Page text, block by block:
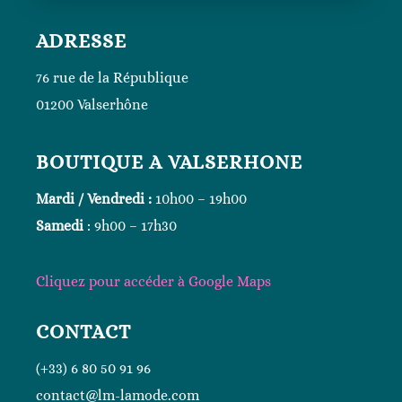
ADRESSE
76 rue de la République
01200 Valserhône
BOUTIQUE A VALSERHONE
Mardi / Vendredi : 10h00 – 19h00
Samedi : 9h00 – 17h30
Cliquez pour accéder à Google Maps
CONTACT
(+33) 6 80 50 91 96
contact@lm-lamode.com